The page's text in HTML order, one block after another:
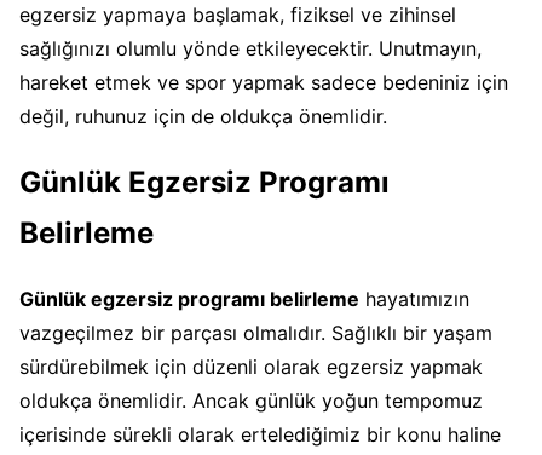
egzersiz yapmaya başlamak, fiziksel ve zihinsel
sağlığınızı olumlu yönde etkileyecektir. Unutmayın,
hareket etmek ve spor yapmak sadece bedeniniz için
değil, ruhunuz için de oldukça önemlidir.
Günlük Egzersiz Programı
Belirleme
Günlük egzersiz programı belirleme hayatımızın
vazgeçilmez bir parçası olmalıdır. Sağlıklı bir yaşam
sürdürebilmek için düzenli olarak egzersiz yapmak
oldukça önemlidir. Ancak günlük yoğun tempomuz
içerisinde sürekli olarak ertelediğimiz bir konu haline